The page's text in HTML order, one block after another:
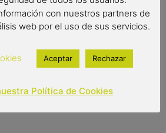
con nuestros partners de
web por el uso de sus servicios.
Aceptar Rechazar
Política de Cookies